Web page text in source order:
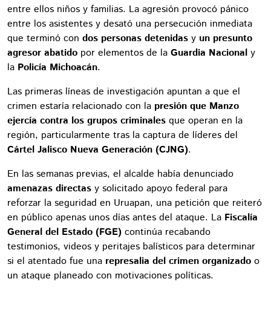
entre ellos niños y familias. La agresión provocó pánico
entre los asistentes y desató una persecución inmediata
que terminó con dos personas detenidas y un presunto
agresor abatido por elementos de la Guardia Nacional y
la Policía Michoacán.
Las primeras líneas de investigación apuntan a que el
crimen estaría relacionado con la presión que Manzo
ejercía contra los grupos criminales que operan en la
región, particularmente tras la captura de líderes del
Cártel Jalisco Nueva Generación (CJNG).
En las semanas previas, el alcalde había denunciado
amenazas directas y solicitado apoyo federal para
reforzar la seguridad en Uruapan, una petición que reiteró
en público apenas unos días antes del ataque. La Fiscalía
General del Estado (FGE) continúa recabando
testimonios, videos y peritajes balísticos para determinar
si el atentado fue una represalia del crimen organizado o
un ataque planeado con motivaciones políticas.